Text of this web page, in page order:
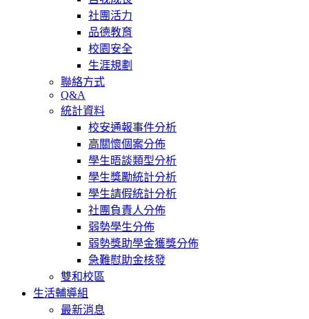
社團活力
品德教育
校園安全
生涯規劃
聯絡方式
Q&A
統計資料
校安通報事件分析
高關懷個案分佈
學生晤談類型分析
學生獎勵統計分析
學生請假統計分析
社團負責人分佈
弱勢學生分佈
弱勢獎助學金獲獎分佈
急難慰助金核發
雙和校區
生活輔導組
最新消息